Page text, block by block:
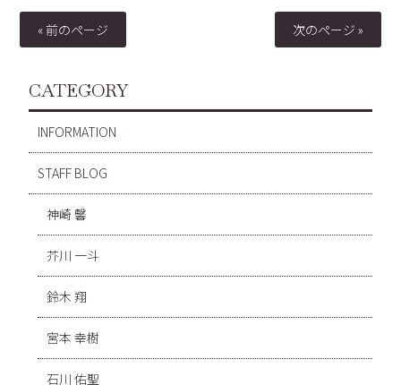
« 前のページ 次のページ »
CATEGORY
INFORMATION
STAFF BLOG
神崎 馨
芥川 一斗
鈴木 翔
宮本 幸樹
石川 佑聖